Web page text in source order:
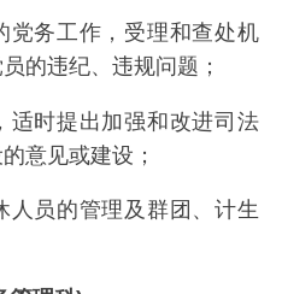
党务工作，受理和查处机
的违纪、违规问题；
适时提出加强和改进司法
意见或建设；
人员的管理及群团、计生